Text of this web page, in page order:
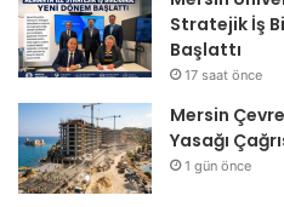
Stratejik İş
Başlattı
17 saat önce
Mersin
Yasağı
1 gün önce